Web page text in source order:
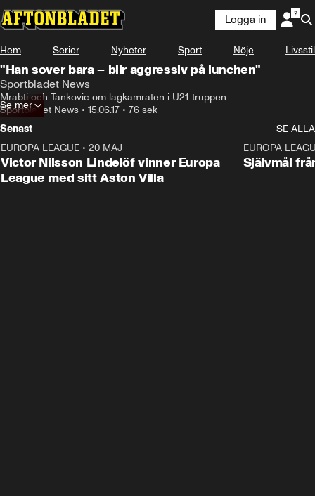
Logga in
Hem Serier Nyheter Sport Nöje Livsstil
"Han sover bara – blir aggressiv på lunchen"
Sportbladet News
Mrabti och Tankovic om lagkamraten i U21-truppen.
Sportbladet News • 15.06.17 • 76 sek
Se mer
Senast
SE ALLA
EUROPA LEAGUE • 20 MAJ
Victor Nilsson Lindelöf vinner Europa
League med sitt Aston Villa
EUROPA
Självmål